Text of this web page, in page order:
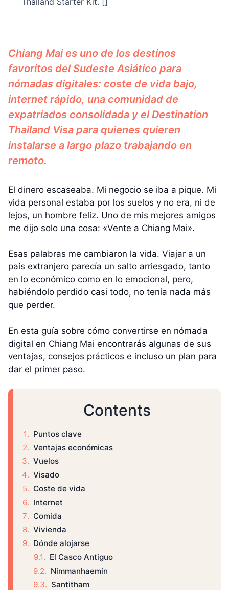
Chiang Mai es uno de los destinos
favoritos del Sudeste Asiático para
nómadas digitales: coste de vida bajo,
internet rápido, una comunidad de
expatriados consolidada y el Destination
Thailand Visa para quienes quieren
instalarse a largo plazo trabajando en
remoto.
El dinero escaseaba. Mi negocio se iba a pique. Mi
vida personal estaba por los suelos y no era, ni de
lejos, un hombre feliz. Uno de mis mejores amigos
me dijo solo una cosa: «Vente a Chiang Mai».
Esas palabras me cambiaron la vida. Viajar a un
país extranjero parecía un salto arriesgado, tanto
en lo económico como en lo emocional, pero,
habiéndolo perdido casi todo, no tenía nada más
que perder.
En esta guía sobre cómo convertirse en nómada
digital en Chiang Mai encontrarás algunas de sus
ventajas, consejos prácticos e incluso un plan para
dar el primer paso.
Contents
Puntos clave
Ventajas económicas
Vuelos
Visado
Coste de vida
Internet
Comida
Vivienda
Dónde alojarse
El Casco Antiguo
Nimmanhaemin
Santitham